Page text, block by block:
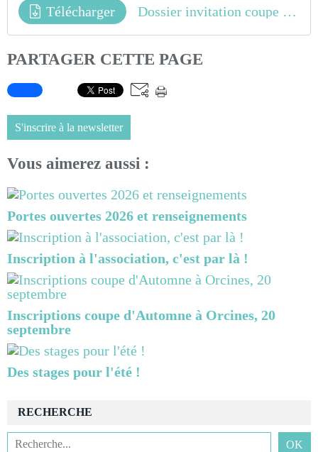
Télécharger Dossier invitation coupe d'automne
PARTAGER CETTE PAGE
S'inscrire à la newsletter
Vous aimerez aussi :
Portes ouvertes 2026 et renseignements
Inscription à l'association, c'est par là !
Inscriptions coupe d'Automne à Orcines, 20
septembre
Des stages pour l'été !
RECHERCHE